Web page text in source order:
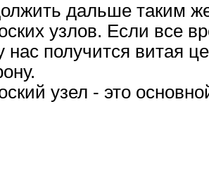
дальше таким
узлов. Если все
нас получится витая
узел - это